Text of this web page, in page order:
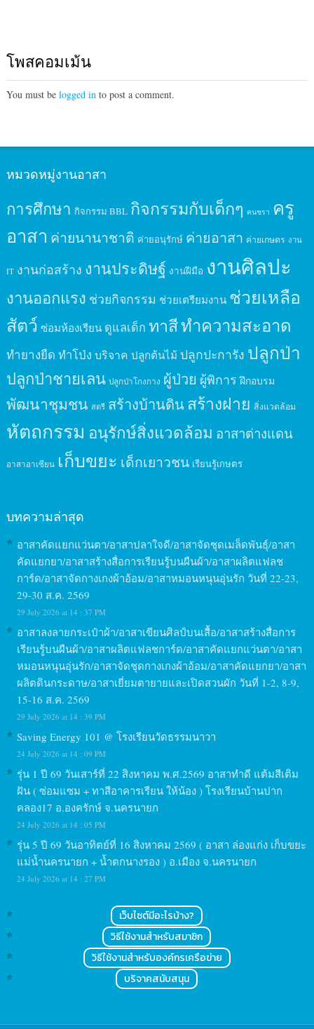
โพสคอมเม้น
You must be logged into post a comment.
หมวดหมู่งานอาสา
การศึกษา กิจกรรม BBL กิจกรรมกับเด็กๆ คนชรา ครู
อาสา ค่ายนานาชาติ ค่ายอนุรักษ์ ค่ายอาสา ค่ายเกษตร งาน
IT งานก่อสร้าง งานประดิษฐ์ งานฝีมือ งานศิลปะ
งานออกแรง ช่วยกิจกรรม ช่วยเตรียมงาน ช่วยเหลือ
สัตว์ ซ่อมห้องเรียน ดูแลเด็ก ทาสีทำความสะอาด
ทำยางยืด ทำโป่ง บริจาค ปลูกต้นไม้ ปลูกปะการัง ปลูกป่า
ปลูกป่าชายเลน ปลูกป่าโกงกาง ผู้ป่วย ผู้พิการ ฝึกอบรม
พัฒนาชุมชน สตรี สร้างบ้านดินสร้างฝาย สิ่งแวดล้อม
หัตถกรรม อนุรักษ์สิ่งแวดล้อม อาสาต่างแดน
อาสาอาเซียน เก็บขยะ เด็กเยาวชน เรียนรู้เกษตร
บทความล่าสุด
อาสาคัดแยกแว่นตา/อาสาปลาใจดี/อาสาจัดชุดเมล็ดพันธุ์/อาสา
คัดแยกยา/อาสาสร้างสื่อการเรียนรู้บนผืนผ้า/อาสาผลิตแฟลช
การ์ด/อาสาจัดกางเกงผ้าอ้อม/อาสาหมอนหนุนอุ่นรัก วันที่ 22-23,
29-30 ส.ค. 2569
29 July 2026 at 14 : 37 PM
อาสาลงลายกระเป๋าผ้า/อาสาเขียนศิลป์บนเสื้อ/อาสาสร้างสื่อการ
เรียนรู้บนผืนผ้า/อาสาผลิตแฟลชการ์ด/อาสาคัดแยกแว่นตา/อาสา
หมอนหนุนอุ่นรัก/อาสาจัดชุดกางเกงผ้าอ้อม/อาสาคัดแยกยา/อาสา
ผลิตดินกระดาษ/อาสาเยี่ยมตายายและเปิดสวนผัก วันที่ 1-2, 8-9,
15-16 ส.ค. 2569
29 July 2026 at 14 : 39 PM
Saving Energy 101 @ โรงเรียนวัดธรรมนาวา
24 July 2026 at 14 : 09 PM
รุ่น 1 ปี 69 วันเสาร์ที่ 22 สิงหาคม พ.ศ.2569 อาสาทำดี แต้มสีเติม
ฝัน ( ซ่อมแซม + ทาสีอาคารเรียน ให้น้อง ) โรงเรียนบ้านปาก
คลอง17 อ.องครักษ์ จ.นครนายก
24 July 2026 at 14 : 05 PM
รุ่น 5 ปี 69 วันอาทิตย์ที่ 16 สิงหาคม 2569 ( อาสา ล่องแก่ง เก็บขยะ
แม่น้ำนครนายก + น้ำตกนางรอง ) อ.เมือง จ.นครนายก
24 July 2026 at 14 : 27 PM
เว็บไซต์มีอะไรบ้าง?
วิธีใช้งานสำหรับสมาชิก
วิธีใช้งานสำหรับองค์กรเครือข่าย
บริจาคสนับสนุน